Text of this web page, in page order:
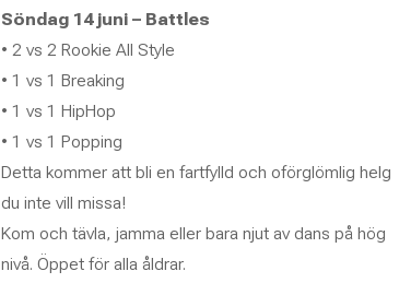
Söndag 14 juni – Battles
• 2 vs 2 Rookie All Style
• 1 vs 1 Breaking
• 1 vs 1 HipHop
• 1 vs 1 Popping
Detta kommer att bli en fartfylld och oförglömlig helg
du inte vill missa!
Kom och tävla, jamma eller bara njut av dans på hög
nivå. Öppet för alla åldrar.